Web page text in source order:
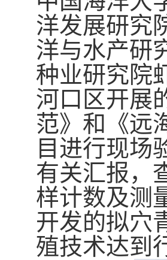
洋发展研究
洋与水产研
种业研究院
河口区开展
范》和《远
目进行现场
有关汇报，
样计数及测
开发的拟穴
殖技术达到